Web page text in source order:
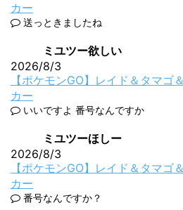
カー
送っときましたね
ミユツー欲しい
2026/8/3
【ポケモンGO】レイド＆タマゴ
カー
いいですよ 番号なんですか
ミユツーほしー
2026/8/3
【ポケモンGO】レイド＆タマゴ
カー
番号なんですか？